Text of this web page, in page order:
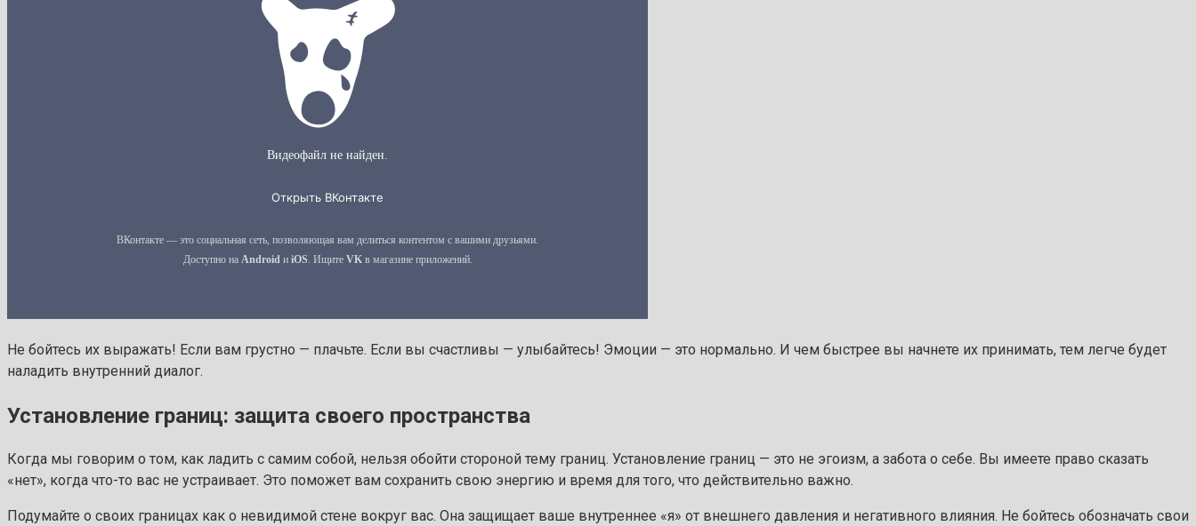
Не бойтесь их выражать! Если вам грустно — плачьте. Если вы счастливы — улыбайтесь! Эмоции — это нормально. И чем быстрее вы начнете их принимать, тем легче будет
наладить внутренний диалог.
Установление границ: защита своего пространства
Когда мы говорим о том, как ладить с самим собой, нельзя обойти стороной тему границ. Установление границ — это не эгоизм, а забота о себе. Вы имеете право сказать
«нет», когда что-то вас не устраивает. Это поможет вам сохранить свою энергию и время для того, что действительно важно.
Подумайте о своих границах как о невидимой стене вокруг вас. Она защищает ваше внутреннее «я» от внешнего давления и негативного влияния. Не бойтесь обозначать свои